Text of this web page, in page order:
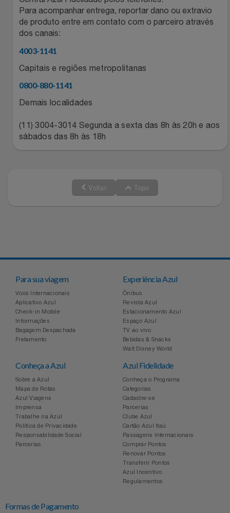
Relógios
Saúde E Bem-Estar
Utilidades Industriais
Stanley Pmi
Top Store
Para acompanhar entrega, reportar dano ou extravio
de produto entre em contato com o parceiro através
dos canais:
4003-1141
Capitais e regiões metropolitanas
0800-880-1141
Demais localidades
(11) 3004-3014 Segunda a sexta das 8h às 20h e aos
sábados das 8h às 18h
Voltar Topo
Para sua viagem
Voos Internacionais
Aplicativo Azul
Check-in Mobile
Informações
Bagagem Despachada
Fretamento
Experiência Azul
Ônibus
Revista Azul
Estacionamento Azul
Espaço Azul
TV ao vivo
Bebidas & Snacks
Walt Disney World
Conheça a Azul
Sobre a Azul
Mapa de Rotas
Azul Viagens
Imprensa
Trabalhe na Azul
Política de Privacidade
Responsabilidade Social
Parcerias
Azul Fidelidade
Conheça o Programa
Categorias
Cadastre-se
Parcerias
Clube Azul
Cartão Azul Itaú
Passagens Internacionais
Comprar Pontos
Renovar Pontos
Transferir Pontos
Azul Incentivo
Regulamentos
Formas de Pagamento